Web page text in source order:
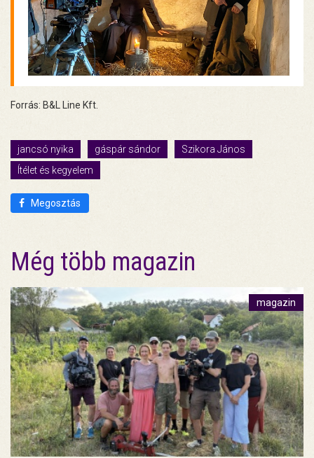
Forrás: B&L Line Kft.
jancsó nyika gáspár sándor
Szikora János
Ítélet és kegyelem
Megosztás
Még több magazin
magazin